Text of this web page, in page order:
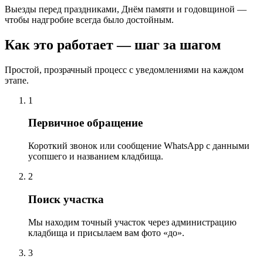
Выезды перед праздниками, Днём памяти и годовщиной —
чтобы надгробие всегда было достойным.
Как это работает — шаг за шагом
Простой, прозрачный процесс с уведомлениями на каждом
этапе.
1
Первичное обращение
Короткий звонок или сообщение WhatsApp с данными
усопшего и названием кладбища.
2
Поиск участка
Мы находим точный участок через администрацию
кладбища и присылаем вам фото «до».
3